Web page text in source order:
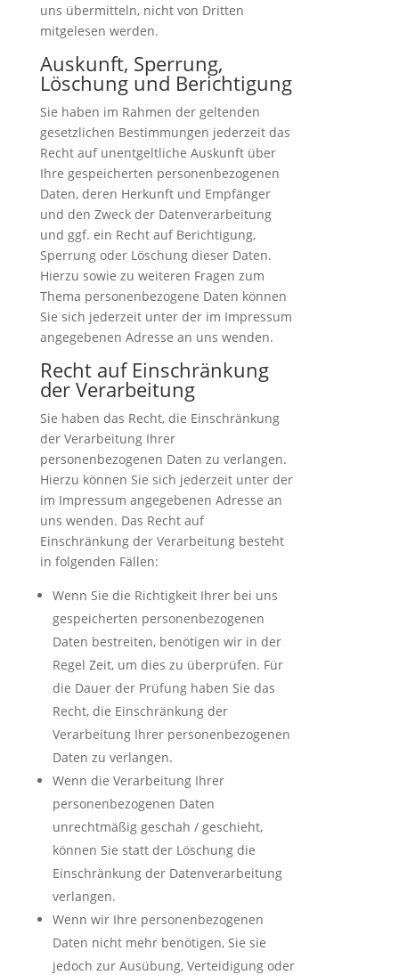
uns übermitteln, nicht von Dritten
mitgelesen werden.
Auskunft, Sperrung,
Löschung und Berichtigung
Sie haben im Rahmen der geltenden
gesetzlichen Bestimmungen jederzeit das
Recht auf unentgeltliche Auskunft über
Ihre gespeicherten personenbezogenen
Daten, deren Herkunft und Empfänger
und den Zweck der Datenverarbeitung
und ggf. ein Recht auf Berichtigung,
Sperrung oder Löschung dieser Daten.
Hierzu sowie zu weiteren Fragen zum
Thema personenbezogene Daten können
Sie sich jederzeit unter der im Impressum
angegebenen Adresse an uns wenden.
Recht auf Einschränkung
der Verarbeitung
Sie haben das Recht, die Einschränkung
der Verarbeitung Ihrer
personenbezogenen Daten zu verlangen.
Hierzu können Sie sich jederzeit unter der
im Impressum angegebenen Adresse an
uns wenden. Das Recht auf
Einschränkung der Verarbeitung besteht
in folgenden Fällen:
Wenn Sie die Richtigkeit Ihrer bei uns
gespeicherten personenbezogenen
Daten bestreiten, benötigen wir in der
Regel Zeit, um dies zu überprüfen. Für
die Dauer der Prüfung haben Sie das
Recht, die Einschränkung der
Verarbeitung Ihrer personenbezogenen
Daten zu verlangen.
Wenn die Verarbeitung Ihrer
personenbezogenen Daten
unrechtmäßig geschah / geschieht,
können Sie statt der Löschung die
Einschränkung der Datenverarbeitung
verlangen.
Wenn wir Ihre personenbezogenen
Daten nicht mehr benötigen, Sie sie
jedoch zur Ausübung, Verteidigung oder